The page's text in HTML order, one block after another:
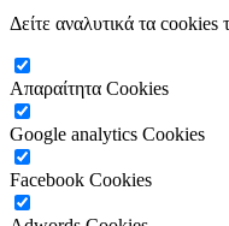
Δείτε αναλυτικά τα cookies
Απαραίτητα Cookies
Google analytics Cookies
Facebook Cookies